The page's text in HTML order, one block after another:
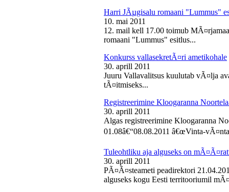
Harri JÃµgisalu romaani "Lummus"
10. mai 2011
12. mail kell 17.00 toimub
romaani "Lummus" esitlus...
Konkurss vallasekretÃ¤ri ametikohale
30. aprill 2011
Juuru Vallavalitsus kuulutab vÃ¤lja
tÃ¤itmiseks...
Registreerimine Kloogaranna
30. aprill 2011
Algas registreerimine Kloogaranna
01.08â€“08.08.2011 â€œVinta-
Tuleohtliku aja alguseks on
30. aprill 2011
PÃ¤Ã¤steameti peadirektori
alguseks kogu Eesti territooriumil